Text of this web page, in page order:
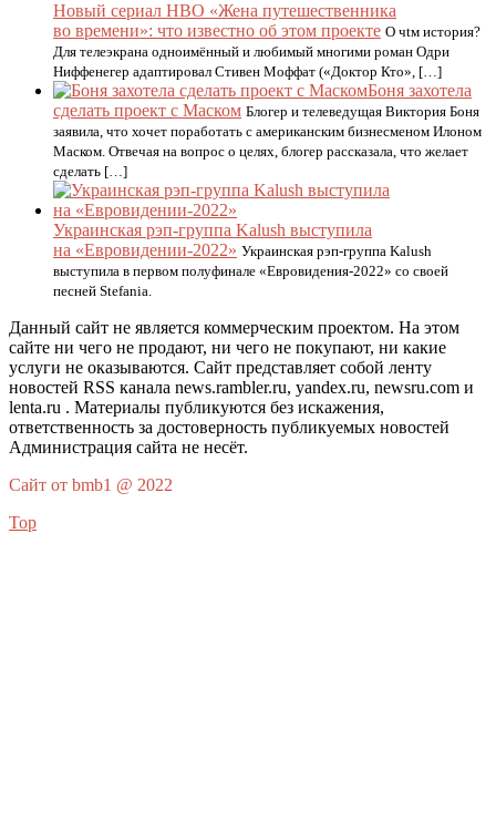
Новый сериал HBO «Жена путешественника
во времени»: что известно об этом проекте О чtм история?
Для телеэкрана одноимённый и любимый многими роман Одри
Ниффенегер адаптировал Стивен Моффат («Доктор Кто», […]
Боня захотела
сделать проект с Маском Блогер и телеведущая Виктория Боня
заявила, что хочет поработать с американским бизнесменом Илоном
Маском. Отвечая на вопрос о целях, блогер рассказала, что желает
сделать […]
Украинская рэп-группа Kalush выступила
на «Евровидении-2022» Украинская рэп-группа Kalush
выступила в первом полуфинале «Евровидения-2022» со своей
песней Stefania.
Данный сайт не является коммерческим проектом. На этом
сайте ни чего не продают, ни чего не покупают, ни какие
услуги не оказываются. Сайт представляет собой ленту
новостей RSS канала news.rambler.ru, yandex.ru, newsru.com и
lenta.ru . Материалы публикуются без искажения,
ответственность за достоверность публикуемых новостей
Администрация сайта не несёт.
Сайт от bmb1 @ 2022
Top